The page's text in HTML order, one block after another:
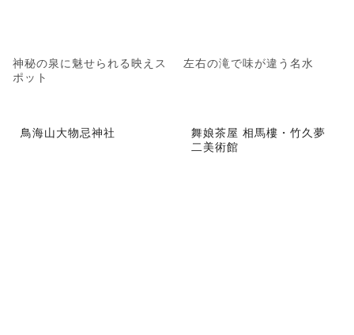
神秘の泉に魅せられる映えス
ポット
左右の滝で味が違う名水
鳥海山大物忌神社
舞娘茶屋 相馬樓・竹久夢
二美術館